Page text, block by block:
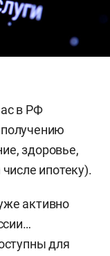
в РФ
здоровье,
ипотеку).
активно
для